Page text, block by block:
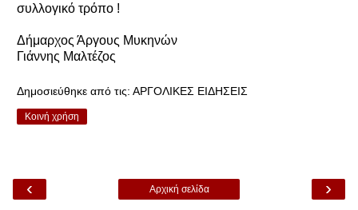
συλλογικό τρόπο !
Δήμαρχος Άργους Μυκηνών
Γιάννης Μαλτέζος
Δημοσιεύθηκε από τις: ΑΡΓΟΛΙΚΕΣ ΕΙΔΗΣΕΙΣ
Κοινή χρήση
‹ ›
Αρχική σελίδα